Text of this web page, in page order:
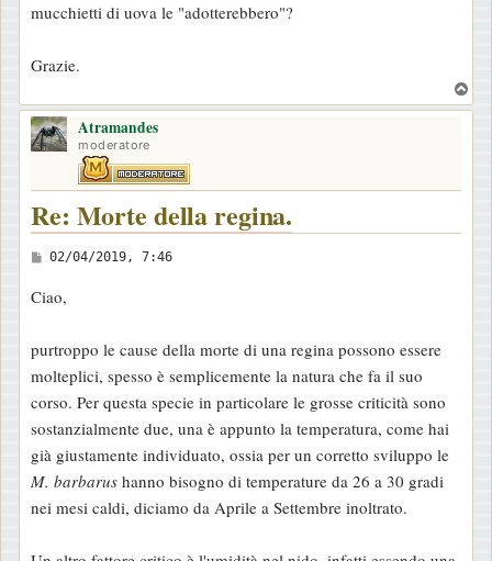
mucchietti di uova le "adotterebbero"?
Grazie.
o
Atramandes
moderatore
Re: Morte della regina.
M
s
a
g
g
i
o
02/04/2019, 7:46
Ciao,
purtroppo le cause della morte di una regina possono essere
molteplici, spesso è semplicemente la natura che fa il suo
corso. Per questa specie in particolare le grosse criticità sono
sostanzialmente due, una è appunto la temperatura, come hai
già giustamente individuato, ossia per un corretto sviluppo le
M. barbarus hanno bisogno di temperature da 26 a 30 gradi
nei mesi caldi, diciamo da Aprile a Settembre inoltrato.